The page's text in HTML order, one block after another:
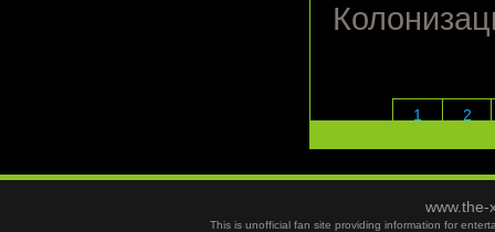
1 2
This is unofficial fan site providing information for